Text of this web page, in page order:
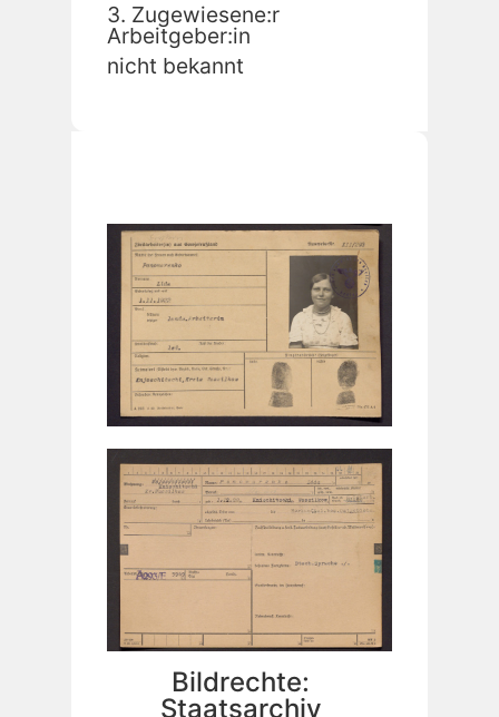
3. Zugewiesene:r
Arbeitgeber:in
nicht bekannt
Bildrechte:
Staatsarchiv